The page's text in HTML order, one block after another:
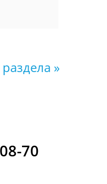
»
70